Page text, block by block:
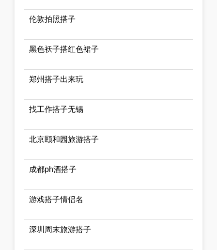
伦敦拍照搭子
黑色袄子搭红色裙子
郑州搭子出来玩
找工作搭子无锡
北京颐和园旅游搭子
成都ph酒搭子
游戏搭子情侣名
深圳周末旅游搭子